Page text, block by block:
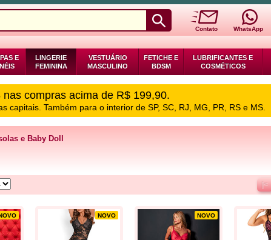
Contato WhatsApp
E
LINGERIE
FEMININA
VESTUÁRIO
MASCULINO
FETICHE E
BDSM
LUBRIFICANTES E
COSMÉTICOS
nas compras acima de R$ 199,90.
capitais. Também para o interior de SP, SC, RJ, MG, PR, RS e MS.
e Baby Doll
|<
NOVO NOVO